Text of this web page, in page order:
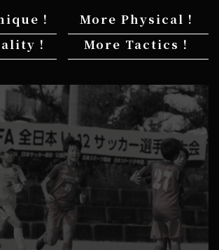
！
More Physical！
！
More Tactics！